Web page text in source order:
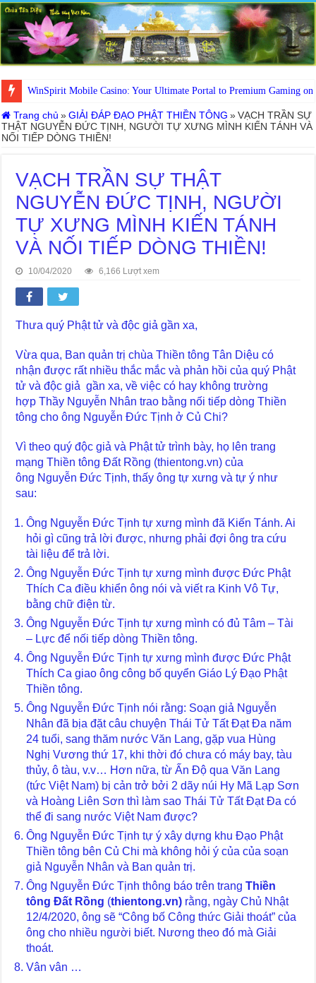
WinSpirit Mobile Casino: Your Ultimate Portal to Premium Gaming on
Trang chủ » GIẢI ĐÁP ĐẠO PHẬT THIỀN TÔNG » VẠCH TRẦN SỰ
THẬT NGUYỄN ĐỨC TỊNH, NGƯỜI TỰ XƯNG MÌNH KIẾN TÁNH VÀ
NỐI TIẾP DÒNG THIỀN!
VẠCH TRẦN SỰ THẬT
NGUYỄN ĐỨC TỊNH, NGƯỜI
TỰ XƯNG MÌNH KIẾN TÁNH
VÀ NỐI TIẾP DÒNG THIỀN!
10/04/2020 6,166 Lượt xem
Thưa quý Phật tử và độc giả gần xa,
Vừa qua, Ban quản trị chùa Thiền tông Tân Diệu có
nhận được rất nhiều thắc mắc và phản hồi của quý Phật
tử và độc giả gần xa, về việc có hay không trường
hợp Thầy Nguyễn Nhân trao bằng nối tiếp dòng Thiền
tông cho ông Nguyễn Đức Tịnh ở Củ Chi?
Vì theo quý độc giả và Phật tử trình bày, họ lên trang
mạng Thiền tông Đất Rồng (thientong.vn) của
ông Nguyễn Đức Tịnh, thấy ông tự xưng và tự ý như
sau:
Ông Nguyễn Đức Tịnh tự xưng mình đã Kiến Tánh. Ai
hỏi gì cũng trả lời được, nhưng phải đợi ông tra cứu
tài liệu để trả lời.
Ông Nguyễn Đức Tịnh tự xưng mình được Đức Phật
Thích Ca điều khiển ông nói và viết ra Kinh Vô Tự,
bằng chữ điện từ.
Ông Nguyễn Đức Tịnh tự xưng mình có đủ Tâm – Tài
– Lực để nối tiếp dòng Thiền tông.
Ông Nguyễn Đức Tịnh tự xưng mình được Đức Phật
Thích Ca giao ông công bố quyển Giáo Lý Đạo Phật
Thiền tông.
Ông Nguyễn Đức Tịnh nói rằng: Soạn giả Nguyễn
Nhân đã bịa đặt câu chuyện Thái Tử Tất Đạt Đa năm
24 tuổi, sang thăm nước Văn Lang, gặp vua Hùng
Nghị Vương thứ 17, khi thời đó chưa có máy bay, tàu
thủy, ô tàu, v.v… Hơn nữa, từ Ấn Độ qua Văn Lang
(tức Việt Nam) bị cản trở bởi 2 dãy núi Hy Mã Lạp Sơn
và Hoàng Liên Sơn thì làm sao Thái Tử Tất Đạt Đa có
thể đi sang nước Việt Nam được?
Ông Nguyễn Đức Tịnh tự ý xây dựng khu Đạo Phật
Thiền tông bên Củ Chi mà không hỏi ý của của soạn
giả Nguyễn Nhân và Ban quản trị.
Ông Nguyễn Đức Tịnh thông báo trên trangThiền
tông Đất Rồng (thientong.vn) rằng, ngày Chủ Nhật
12/4/2020, ông sẽ “Công bố Công thức Giải thoát” của
ông cho nhiều người biết. Nương theo đó mà Giải
thoát.
Vân vân …